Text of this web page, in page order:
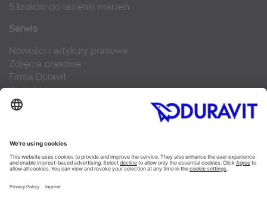
5 kroków do łazienki marzeń
Serwis
Nowości i artykuły prasowe
Zdjęcia prasowe
Firma Duravit
Kontakt
Najczęściej zadawane pytania
Facebook
Instagram
Pinterest
Blog
Flickr